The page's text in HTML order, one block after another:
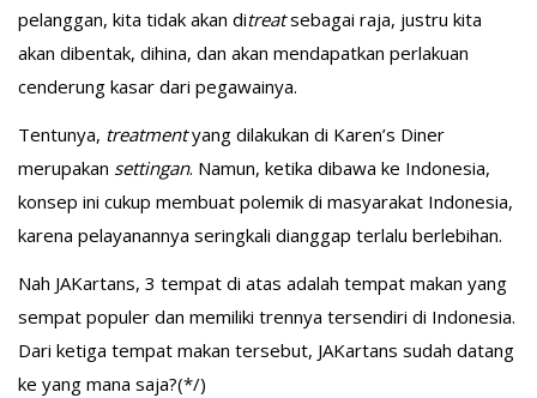
pelanggan, kita tidak akan ditreatsebagai raja, justru kita
akan dibentak, dihina, dan akan mendapatkan perlakuan
cenderung kasar dari pegawainya.
Tentunya, treatmentyang dilakukan di Karen’s Diner
merupakan settingan. Namun, ketika dibawa ke Indonesia,
konsep ini cukup membuat polemik di masyarakat Indonesia,
karena pelayanannya seringkali dianggap terlalu berlebihan.
Nah JAKartans, 3 tempat di atas adalah tempat makan yang
sempat populer dan memiliki trennya tersendiri di Indonesia.
Dari ketiga tempat makan tersebut, JAKartans sudah datang
ke yang mana saja?(*/)